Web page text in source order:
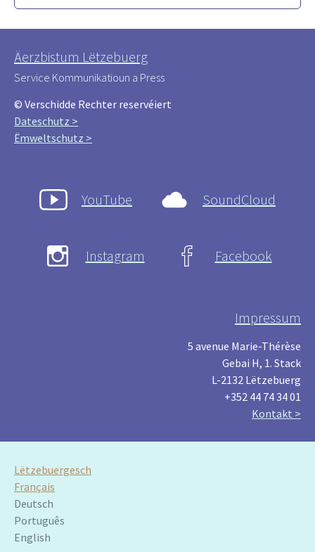
Äerzbistum Lëtzebuerg
Service Kommunikatioun a Press
© Verschidde Rechter reservéiert
Dateschutz >
Ëmweltschutz >
YouTube SoundCloud
Instagram Facebook
Impressum
5 avenue Marie-Thérèse
Gebai H, 1. Stack
L-2132 Lëtzebuerg
+352 44 74 34 01
Kontakt >
Lëtzebuergesch
Français
Deutsch
Português
English